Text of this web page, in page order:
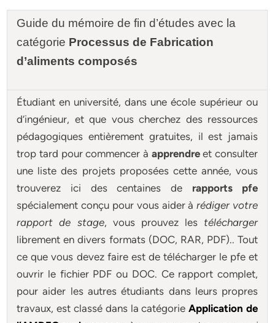
Guide du mémoire de fin d’études avec la
catégorie Processus de Fabrication
d’aliments composés
Étudiant en université, dans une école supérieur ou
d’ingénieur, et que vous cherchez des ressources
pédagogiques entièrement gratuites, il est jamais
trop tard pour commencer à apprendreet consulter
une liste des projets proposées cette année, vous
trouverez ici des centaines de rapports pfe
spécialement conçu pour vous aider àrédiger votre
rapport de stage, vous prouvez les télécharger
librement en divers formats (DOC, RAR, PDF).. Tout
ce que vous devez faire est de télécharger le pfe et
ouvrir le fichier PDF ou DOC. Ce rapport complet,
pour aider les autres étudiants dans leurs propres
travaux, est classé dans la catégorie Application de